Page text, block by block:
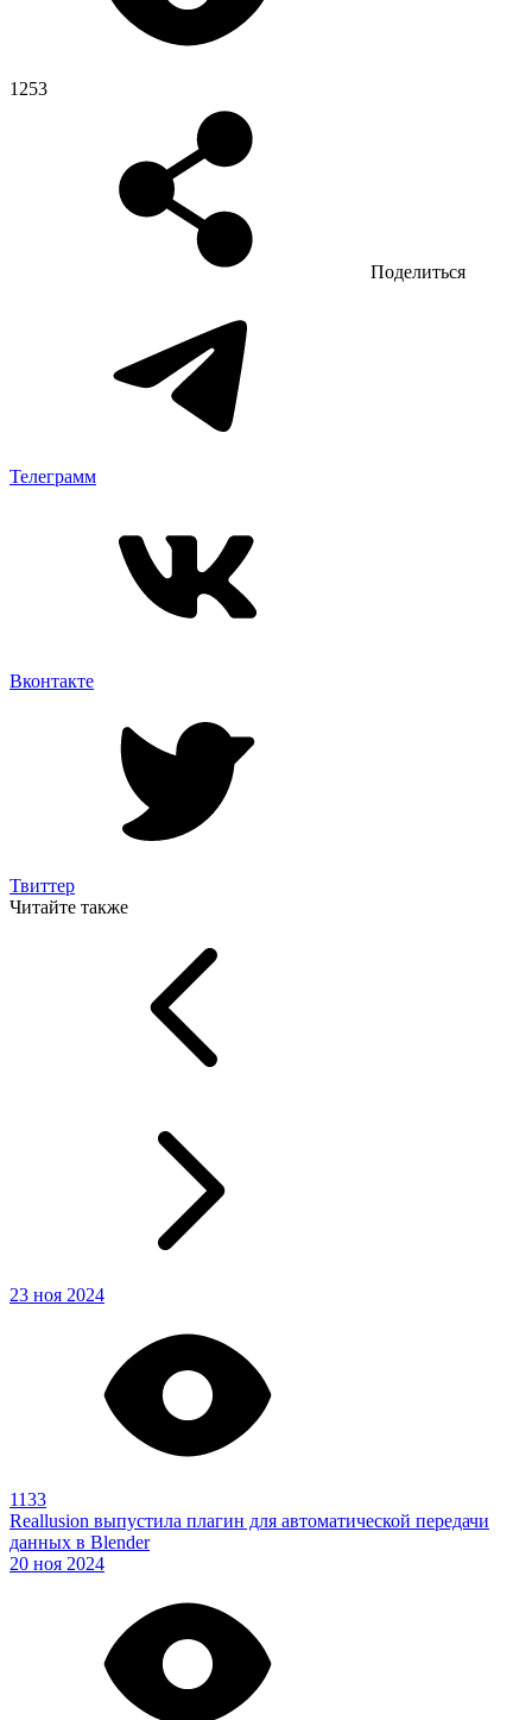
1253
Поделиться
Телеграмм
Вконтакте
Твиттер
Читайте также
23 ноя 2024
1133
Reallusion выпустила плагин для автоматической передачи
данных в Blender
20 ноя 2024